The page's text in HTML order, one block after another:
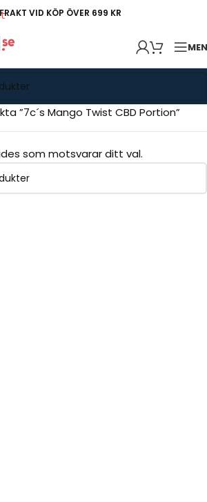
VID KÖP ÖVER 699 KR
”7c´s Mango Twist CBD Portion”
som motsvarar ditt val.